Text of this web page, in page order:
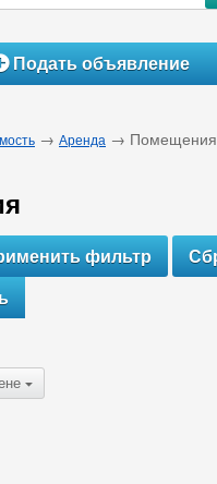
Подать объявление
→ Аренда → Помещения
{